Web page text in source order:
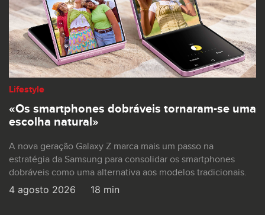
Lifestyle
«Os smartphones dobráveis tornaram-se uma
escolha natural»
A nova geração Galaxy Z marca mais um passo na
estratégia da Samsung para consolidar os smartphones
dobráveis como uma alternativa aos modelos tradicionais.
4 agosto 2026 18 min